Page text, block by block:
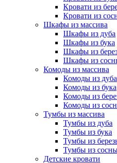
Кровати из
Кровати из
Шкафы из массива
Шкафы из дуба
Шкафы из бука
Шкафы из
Шкафы из
Комоды из массива
Комоды из дуба
Комоды из бука
Комоды из
Комоды из
Тумбы из массива
Тумбы из дуба
Тумбы из бука
Тумбы из
Тумбы из
Детские кровати